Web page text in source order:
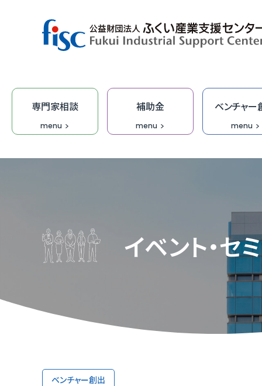
専門家相談
menu
専門家
DX専
取引か
補助金
menu
集客
ふくい
【参考
ベンチャー
menu
ふく
福井ベ
IT起業
「階
オーダ
学びな
ふくい
デザイ
ふくい
オー
受託研
ふくい
技術研
IT・DX
無料IT
伴走型
ふくい
「ふく
イベント・セ
ベンチャー創出